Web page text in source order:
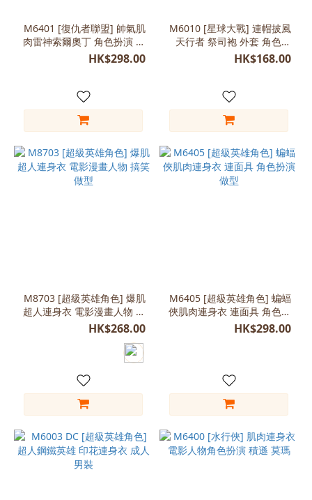
M6401 [復仇者聯盟] 帥氣肌
肉雷神索爾奧丁 角色扮演 成
人表演服裝
HK$298.00
M6010 [星球大戰] 連帽披風
天行者 祭司袍 外套 角色扮
演 成人
HK$168.00
M8703 [超級英雄角色] 爆肌
超人連身衣 電影漫畫人物 搞
笑做型
HK$268.00
M6405 [超級英雄角色] 蝙蝠
俠肌肉連身衣 連面具 角色扮
演做型
HK$298.00